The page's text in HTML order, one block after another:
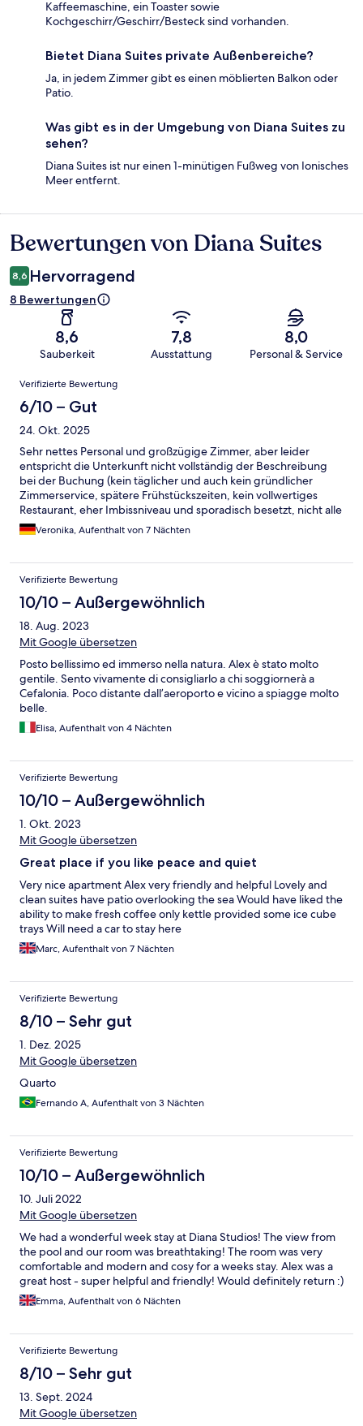
Kaffeemaschine, ein Toaster sowie
Kochgeschirr/Geschirr/Besteck sind vorhanden.
Bietet Diana Suites private Außenbereiche?
Ja, in jedem Zimmer gibt es einen möblierten Balkon oder
Patio.
Was gibt es in der Umgebung von Diana Suites zu
sehen?
Diana Suites ist nur einen 1-minütigen Fußweg von Ionisches
Meer entfernt.
Bewertungen
Bewertungen von Diana Suites
8,6 Hervorragend
8 Bewertungen
8,6
Sauberkeit
7,8
Ausstattung
8,0
Personal & Service
Bewertungen
Verifizierte Bewertung
6/10 – Gut
24. Okt. 2025
Sehr nettes Personal und großzügige Zimmer, aber leider
entspricht die Unterkunft nicht vollständig der Beschreibung
bei der Buchung (kein täglicher und auch kein gründlicher
Zimmerservice, spätere Frühstückszeiten, kein vollwertiges
Restaurant, eher Imbissniveau und sporadisch besetzt, nicht alle
Zimmer haben ein separates Schlafzimmer). Fenster leider ohne
Mückengitter, so dass wir im Oktober leider viele Mücken im
Veronika, Aufenthalt von 7 Nächten
Verifizierte Bewertung
10/10 – Außergewöhnlich
18. Aug. 2023
Mit Google übersetzen
Posto bellissimo ed immerso nella natura. Alex è stato molto
gentile. Sento vivamente di consigliarlo a chi soggiornerà a
Cefalonia. Poco distante dall’aeroporto e vicino a spiagge molto
belle.
Elisa, Aufenthalt von 4 Nächten
Verifizierte Bewertung
10/10 – Außergewöhnlich
1. Okt. 2023
Mit Google übersetzen
Great place if you like peace and quiet
Very nice apartment Alex very friendly and helpful Lovely and
clean suites have patio overlooking the sea Would have liked the
ability to make fresh coffee only kettle provided some ice cube
trays Will need a car to stay here
Marc, Aufenthalt von 7 Nächten
Verifizierte Bewertung
8/10 – Sehr gut
1. Dez. 2025
Mit Google übersetzen
Quarto
Fernando A, Aufenthalt von 3 Nächten
Verifizierte Bewertung
10/10 – Außergewöhnlich
10. Juli 2022
Mit Google übersetzen
We had a wonderful week stay at Diana Studios! The view from
the pool and our room was breathtaking! The room was very
comfortable and modern and cosy for a weeks stay. Alex was a
great host - super helpful and friendly! Would definitely return :)
Emma, Aufenthalt von 6 Nächten
Verifizierte Bewertung
8/10 – Sehr gut
13. Sept. 2024
Mit Google übersetzen